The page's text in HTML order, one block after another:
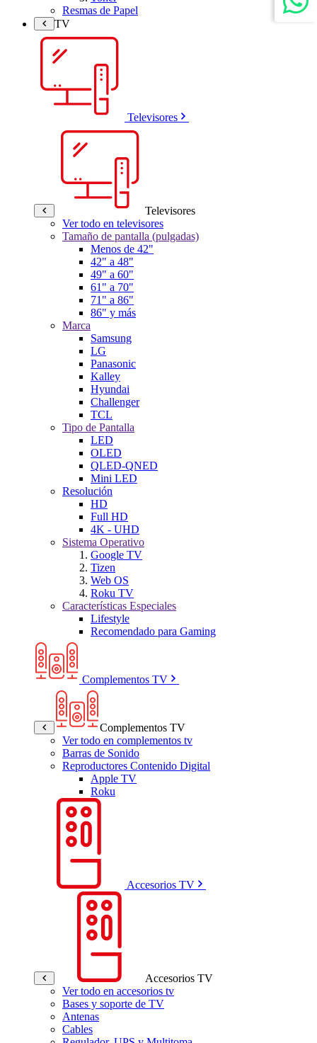
Resmas de Papel
TV
Televisores
Televisores
Ver todo en televisores
Tamaño de pantalla (pulgadas)
Menos de 42"
42" a 48"
49" a 60"
61" a 70"
71" a 86"
86" y más
Marca
Samsung
LG
Panasonic
Kalley
Hyundai
Challenger
TCL
Tipo de Pantalla
LED
OLED
QLED-QNED
Mini LED
Resolución
HD
Full HD
4K - UHD
Sistema Operativo
Google TV
Tizen
Web OS
Roku TV
Características Especiales
Lifestyle
Recomendado para Gaming
Complementos TV
Complementos TV
Ver todo en complementos tv
Barras de Sonido
Reproductores Contenido Digital
Apple TV
Roku
Accesorios TV
Accesorios TV
Ver todo en accesorios tv
Bases y soporte de TV
Antenas
Cables